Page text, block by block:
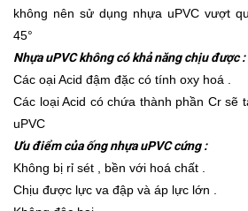
không nên sử dụng nhựa uPVC vượt
45°
Nhựa uPVC không có khả năng chịu được :
Các oại Acid đậm đặc có tính oxy hoá .
Các loại Acid có chứa thành phần Cr sẽ
uPVC
Ưu điểm của ống nhựa uPVC cứng :
Không bị rỉ sét , bền với hoá chất .
Chịu được lực va đập và áp lực lớn .